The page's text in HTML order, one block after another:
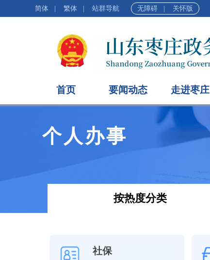
简体 繁体 站群导航 无障碍 关怀版
首页 要闻动态 走进枣庄
个人办事
按热度分类
社保